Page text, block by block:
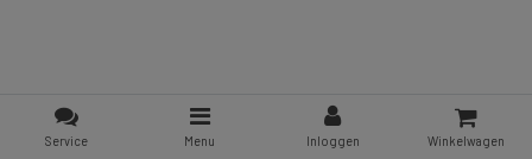
Service Menu Inloggen Winkelwagen